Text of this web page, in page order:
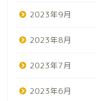
2023年9月
2023年8月
2023年7月
2023年6月